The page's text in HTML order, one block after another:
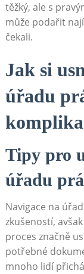
těžký, ale s
může podařit
čekali.
Jak si
úřadu
Tipy pro
úřadu
Navigace na
zkušeností,
proces značně
potřebné
mnoho lidí